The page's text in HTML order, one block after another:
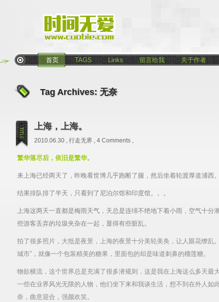
首页 TAGS Links 留言给我 关于作者
Tag Archives: 无奈
上海，上海。
2010.06.30 , 行走无界 , 4 Comments ,
繁华落尽后，依旧是繁华。
来上海已经两天了，昨晚看世博几乎跑断了腿，然后坐着轮渡厚道浦西
结果排队排了半天，只看到了尼泊尔馆和印度馆。。。
上海这两天一直都是梅雨天气，天总是连绵不绝地下着小雨，空气十分
些游客丢弃的垃圾夹杂在一起，显得有些脏乱。
拍了很多照片，大抵是夜景，上海的夜景十分美轮美奂，让人眼花缭乱
城市”，就像一个包装精美的糖果，里面包的却是味道刺鼻的榴莲糖。
物欲横流，这个世界总是充满了很多潜规则，这是我在上海这么多天最
一些在业界风光无限的人物，他们坐下来和我谈生活，想不到在外人如
奈，曲意迎合，强颜欢笑。